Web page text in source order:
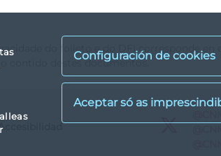
Configuración de cookies
do folleto e do DFI corresponde en
contido destes documentos.